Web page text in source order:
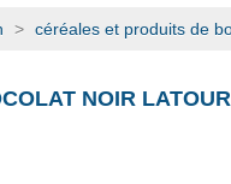
> céréales et produits de
NOIR